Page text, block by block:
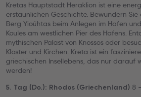
Kretas Hauptstadt Heraklion ist eine
erstaunlichen Geschichte. Bewundern
Berg Yioúhtas beim Anlegen im Hafen
Koules am westlichen Pier des Hafens.
mythischen Palast von Knossos oder
Klöster und Kirchen. Kreta ist ein
griechischen Insellebens, das nur darauf
werden!
5. Tag (Do.): Rhodos (Griechenland) 8